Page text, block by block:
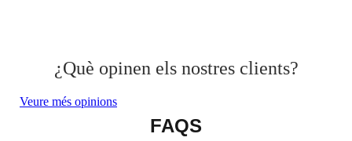
¿Què opinen els nostres clients?
Veure més opinions
FAQS